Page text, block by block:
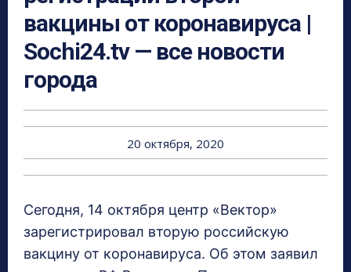
вакцины от коронавируса |
Sochi24.tv — все новости
города
20 октября, 2020
Сегодня, 14 октября центр «Вектор»
зарегистрировал вторую российскую
вакцину от коронавируса. Об этом заявил